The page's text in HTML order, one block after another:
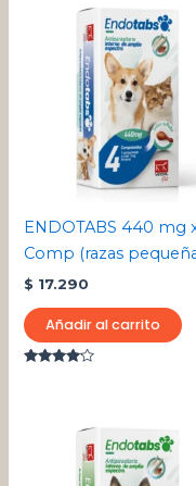
ENDOTABS 440 mg
Comp (razas
$ 17.290
Añadir al carrito